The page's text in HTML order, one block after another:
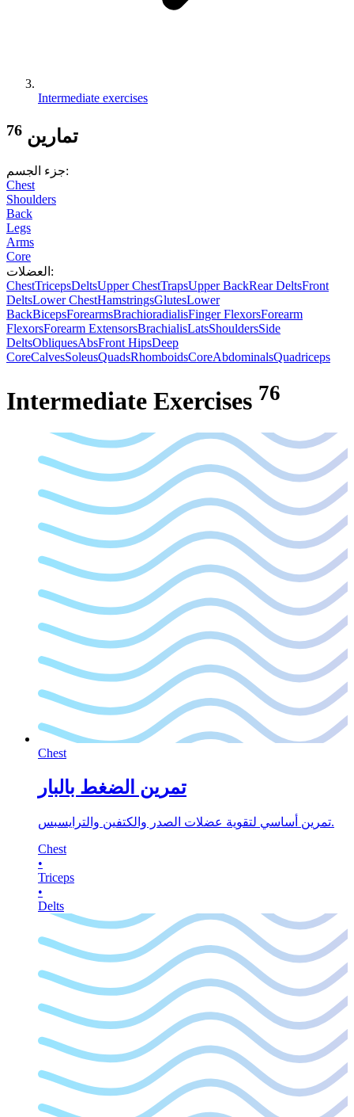
Intermediate exercises
تمارين 76
جزء الجسم:
Chest
Shoulders
Back
Legs
Arms
Core
العضلات :
ChestTricepsDeltsUpper ChestTrapsUpper BackRear DeltsFront
DeltsLower ChestHamstringsGlutesLower
BackBicepsForearmsBrachioradialisFinger FlexorsForearm
FlexorsForearm ExtensorsBrachialisLatsShouldersSide
DeltsObliquesAbsFront HipsDeep
CoreCalvesSoleusQuadsRhomboidsCoreAbdominalsQuadriceps
Intermediate Exercises 76
Chest
تمرين الضغط بالبار
تمرين أساسي لتقوية عضلات الصدر والكتفين والترايسبس.
Chest
•
Triceps
•
Delts